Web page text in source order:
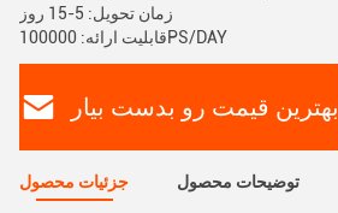
زمان تحویل: 5-15 روز
قابلیت ارائه: 100000PS/DAY
بهترین قیمت رو بدست بیار
جزئیات محصول توضیحات محصول